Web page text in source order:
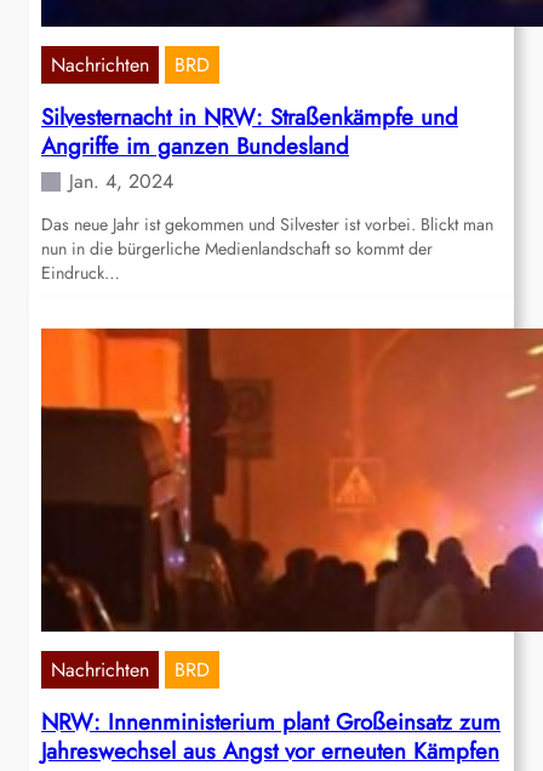
Nachrichten BRD
Silvesternacht in NRW: Straßenkämpfe und
Angriffe im ganzen Bundesland
Jan. 4, 2024
Das neue Jahr ist gekommen und Silvester ist vorbei. Blickt man
nun in die bürgerliche Medienlandschaft so kommt der
Eindruck…
Nachrichten BRD
NRW: Innenministerium plant Großeinsatz zum
Jahreswechsel aus Angst vor erneuten Kämpfen